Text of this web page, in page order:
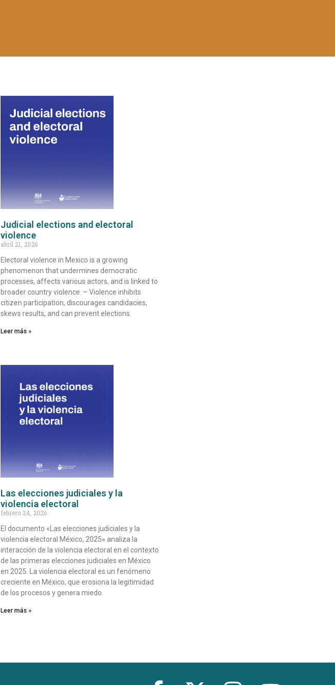
Judicial elections and electoral
violence
abril 21, 2026
Electoral violence in Mexico is a growing
phenomenon that undermines democratic
processes, affects various actors, and is linked to
broader country violence. – Violence inhibits
citizen participation, discourages candidacies,
skews results, and can prevent elections.
Leer más »
Las elecciones judiciales y la
violencia electoral
febrero 24, 2026
El documento «Las elecciones judiciales y la
violencia electoral México, 2025» analiza la
interacción de la violencia electoral en el contexto
de las primeras elecciones judiciales en México
en 2025. La violencia electoral es un fenómeno
creciente en México, que erosiona la legitimidad
de los procesos y genera miedo.
Leer más »